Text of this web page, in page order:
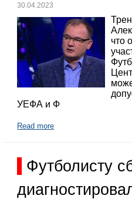
30.04.2023
что
УЕФА и Ф
Read more
Футболисту